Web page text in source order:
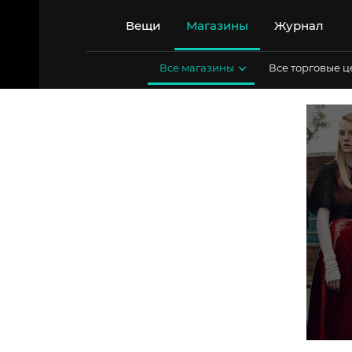
Вещи Магазины Журнал
Все магазины Все торговые